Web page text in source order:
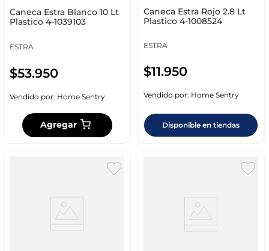
Caneca Estra Blanco 10 Lt
Plastico 4-1039103
ESTRA
$53.950
Vendido por: Home Sentry
Agregar
Caneca Estra Rojo 2.8 Lt
Plastico 4-1008524
ESTRA
$11.950
Vendido por: Home Sentry
Disponible en tiendas